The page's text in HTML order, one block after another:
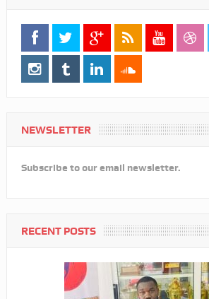
NEWSLETTER
Subscribe to our email newsletter.
RECENT POSTS